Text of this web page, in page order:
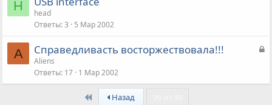
H
head
Ответы 3 5 Мар 2002
A
З
р
Справедливасть восторжествовала!!!
Aliens
Ответы 17 1 Мар 2002
First Назад